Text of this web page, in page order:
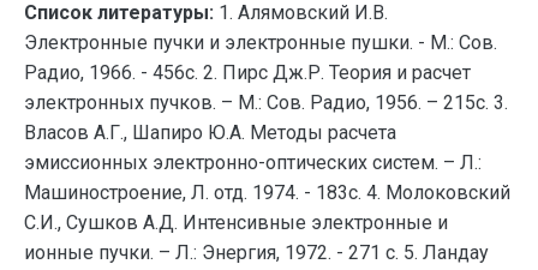
Список литературы: 1. Алямовский И.В.
Электронные пучки и электронные пушки. - М.: Сов.
Радио, 1966. - 456с. 2. Пирс Дж.Р. Теория и расчет
электронных пучков. – М.: Сов. Радио, 1956. – 215с. 3.
Власов А.Г., Шапиро Ю.А. Методы расчета
эмиссионных электронно-оптических систем. – Л.:
Машиностроение, Л. отд. 1974. - 183с. 4. Молоковский
С.И., Сушков А.Д. Интенсивные электронные и
ионные пучки. – Л.: Энергия, 1972. - 271 с. 5. Ландау